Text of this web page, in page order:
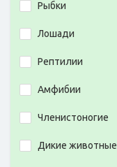
Рыбки
Лошади
Рептилии
Амфибии
Членистоногие
Дикие животные